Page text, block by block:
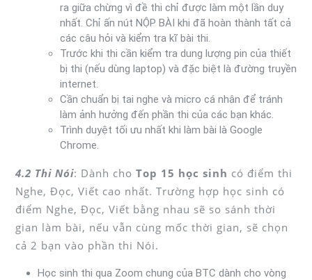
ra giữa chừng vì đề thi chỉ được làm một lần duy
nhất. Chỉ ấn nút NỘP BÀI khi đã hoàn thành tất cả
các câu hỏi và kiểm tra kĩ bài thi.
Trước khi thi cần kiểm tra dung lượng pin của thiết
bị thi (nếu dùng laptop) và đặc biệt là đường truyền
internet.
Cần chuẩn bị tai nghe và micro cá nhân để tránh
làm ảnh hưởng đến phần thi của các bạn khác.
Trình duyệt tối ưu nhất khi làm bài là Google
Chrome.
4.2 Thi Nói: Dành cho Top 15 học sinh có điểm thi
Nghe, Đọc, Viết cao nhất. Trường hợp học sinh có
điểm Nghe, Đọc, Viết bằng nhau sẽ so sánh thời
gian làm bài, nếu vẫn cùng mốc thời gian, sẽ chọn
cả 2 bạn vào phần thi Nói.
Học sinh thi qua Zoom chung của BTC dành cho vòng